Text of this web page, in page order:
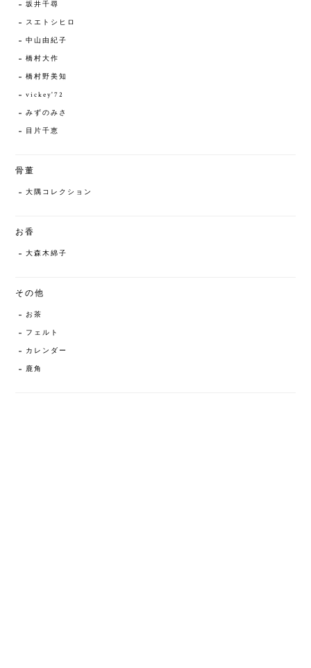
坂井千尋
スエトシヒロ
中山由紀子
橋村大作
橋村野美知
vickey'72
みずのみさ
目片千恵
骨董
大隅コレクション
お香
大森木綿子
その他
お茶
フェルト
カレンダー
鹿角